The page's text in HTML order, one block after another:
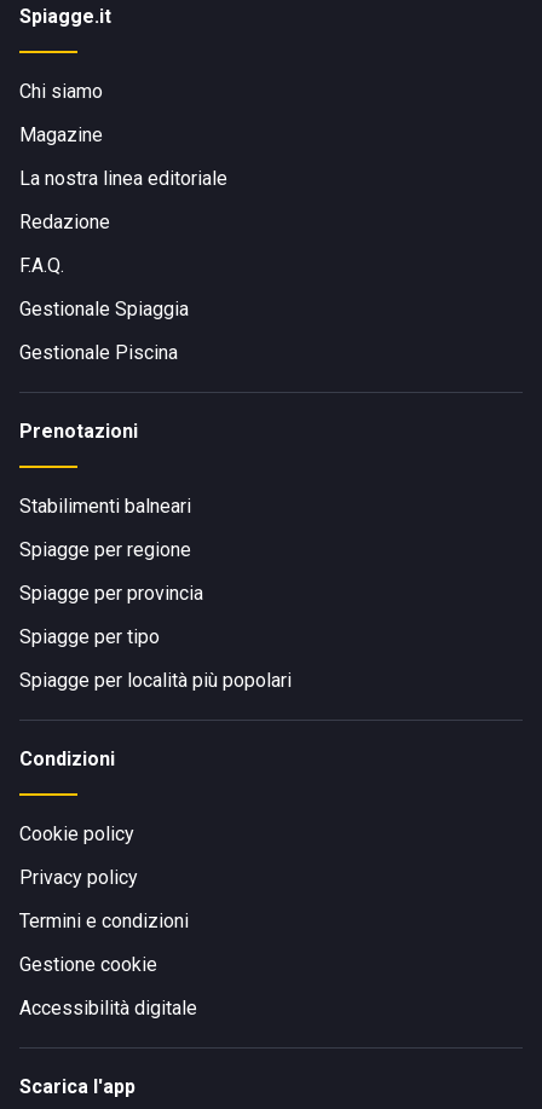
Spiagge.it
Chi siamo
Magazine
La nostra linea editoriale
Redazione
F.A.Q.
Gestionale Spiaggia
Gestionale Piscina
Prenotazioni
Stabilimenti balneari
Spiagge per regione
Spiagge per provincia
Spiagge per tipo
Spiagge per località più popolari
Condizioni
Cookie policy
Privacy policy
Termini e condizioni
Gestione cookie
Accessibilità digitale
Scarica l'app